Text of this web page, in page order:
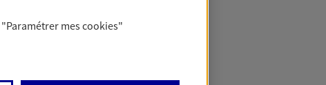
"Paramétrer mescookies"